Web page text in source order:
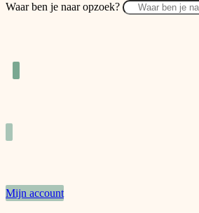
Waar ben je naar opzoek?
Mijn account